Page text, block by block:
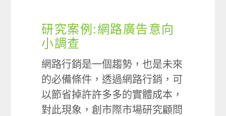
研究案例:網路廣告意向
小調查
網路行銷是一個趨勢，也是未來
的必備條件，透過網路行銷，可
以節省掉許許多多的實體成本，
對此現象，創市際市場研究顧問